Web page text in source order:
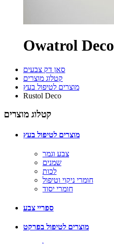
Owatrol Deco
סאן דק צבעים
קטלוג מוצרים
מוצרים לטיפול בעץ
Rustol Deco
קטלוג מוצרים
מוצרים לטיפול בעץ
צבע וגמר
שמנים
לכות
חומרי ניקוי וטיפול
חומרי יסוד
ספריי צבע
מוצרים לטיפול בפרקט